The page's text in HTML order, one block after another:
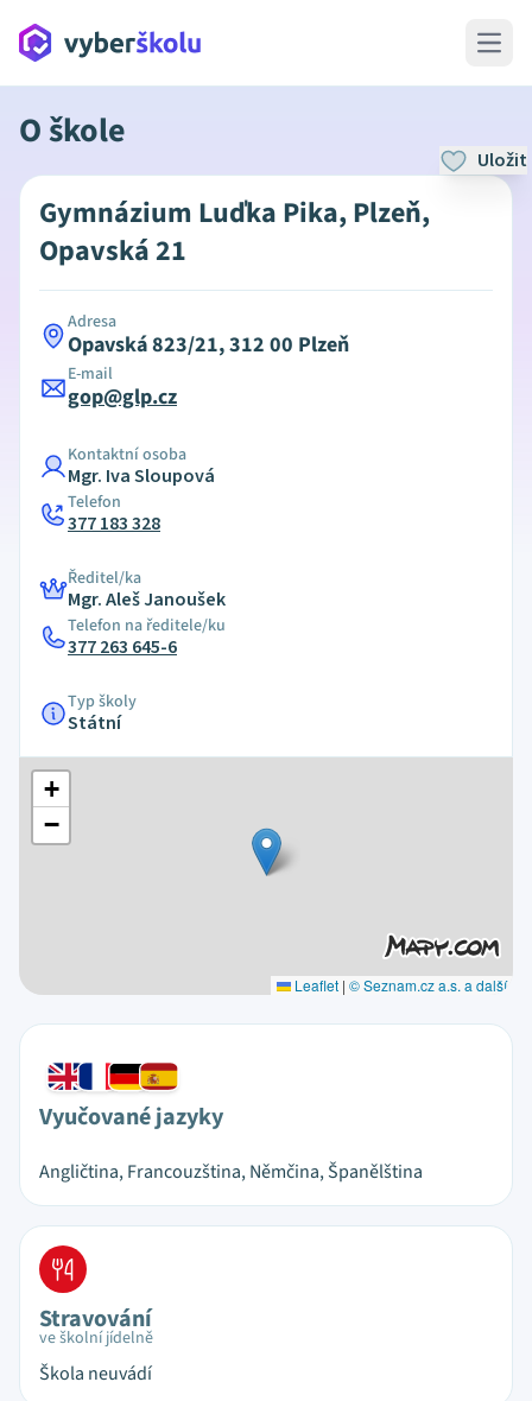
Open
O škole
Uložit
Gymnázium Luďka Pika, Plzeň,
Opavská 21
Adresa
Opavská 823/21, 312 00 Plzeň
E-mail
gop@glp.cz
Kontaktní osoba
Mgr. Iva Sloupová
Telefon
377 183 328
Ředitel/ka
Mgr. Aleš Janoušek
Telefon na ředitele/ku
377 263 645-6
Typ školy
Státní
+
−
Leaflet | © Seznam.cz a.s. a další
Vyučované jazyky
Angličtina, Francouzština, Němčina, Španělština
Stravování
ve školní jídelně
Škola neuvádí